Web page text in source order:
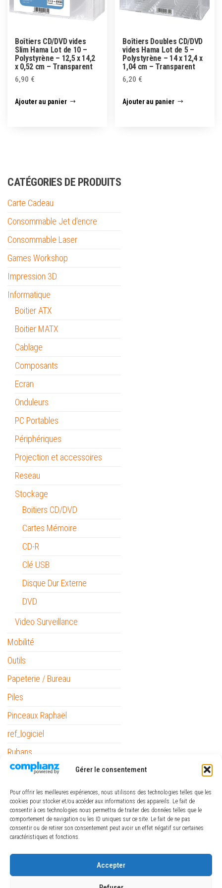
Gérer le consentement
Pour offrir les meilleures expériences, nous utilisons des technologies telles que les
cookies pour stocker et/ou accéder aux informations des appareils. Le fait de
consentir à ces technologies nous permettra de traiter des données telles que le
comportement de navigation ou les ID uniques sur ce site. Le fait de ne pas
consentir ou de retirer son consentement peut avoir un effet négatif sur certaines
caractéristiques et fonctions.
Accepter
Boîtiers CD/DVD vides
Slim Hama Lot de 10 –
Polystyrène – 12,5 x 14,2
x 0,52 cm – Transparent
6,90 €
Ajouter au panier
Boîtiers Doubles CD/DVD
vides Hama Lot de 5 –
Polystyrène – 14 x 12,4 x
1,04 cm – Transparent
6,20 €
Ajouter au panier
CATÉGORIES DE PRODUITS
Carte Cadeau
Consommable Jet d'encre
Consommable Laser
Games Workshop
Impression 3D
Informatique
Boitier ATX
Boitier MATX
Cablage
Composants
Ecran
Onduleurs
PC Portables
Périphériques
Projection et accessoires
Reseau
Stockage
Boitiers CD/DVD
Cartes Mémoire
CD-R
Clé USB
Disque Dur Externe
DVD
Video Surveillance
Mobilité
Outils
Papeterie / Bureau
Piles
Pinceaux Raphaël
ref_logiciel
Rubans
The Army Painter
Minimum Price
Maximum Price
FILTRER